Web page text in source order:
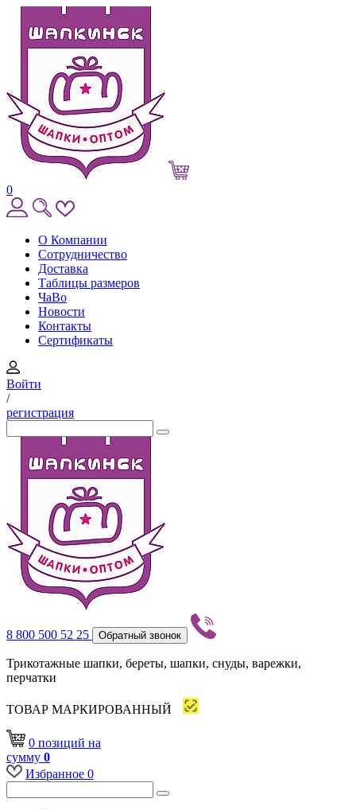
0
О Компании
Сотрудничество
Доставка
Таблицы размеров
ЧаВо
Новости
Контакты
Сертификаты
Войти
/
регистрация
8 800 500 52 25 Обратный звонок
Трикотажные шапки, береты, шапки, снуды, варежки,
перчатки
ТОВАР МАРКИРОВАННЫЙ
0 позиций на
сумму 0
Избранное 0